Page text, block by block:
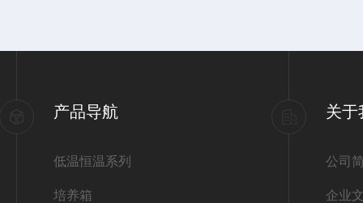
产品导航
低温恒温系列
培养箱
关于
公司
企业